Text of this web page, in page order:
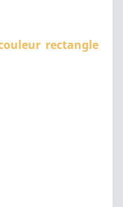
rectangle